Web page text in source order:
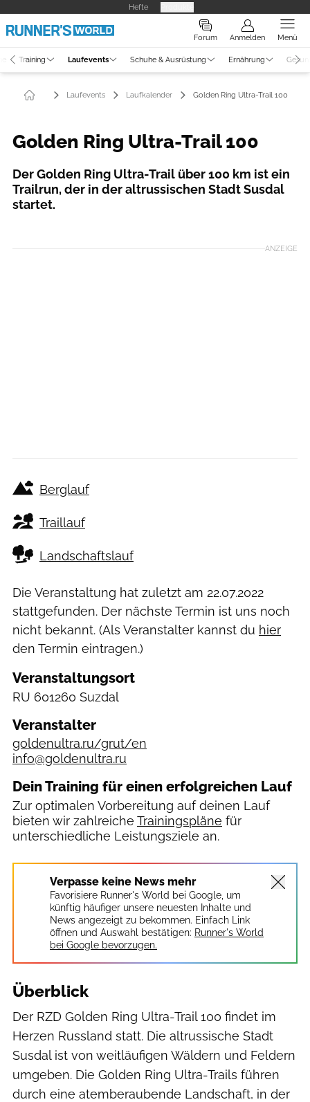
Hefte
Forum Anmelden Menü
Training Laufevents Schuhe & Ausrüstung Ernährung
Laufevents Laufkalender Golden Ring Ultra-Trail 100
Golden Ring Ultra-Trail 100
Der Golden Ring Ultra-Trail über 100 km ist ein
Trailrun, der in der altrussischen Stadt Susdal
startet.
ANZEIGE
Berglauf
Traillauf
Landschaftslauf
Die Veranstaltung hat zuletzt am 22.07.2022
stattgefunden. Der nächste Termin ist uns noch
nicht bekannt. (Als Veranstalter kannst du hier
den Termin eintragen.)
Veranstaltungsort
RU 601260 Suzdal
Veranstalter
goldenultra.ru/grut/en
info@goldenultra.ru
Dein Training für einen erfolgreichen Lauf
Zur optimalen Vorbereitung auf deinen Lauf
bieten wir zahlreiche Trainingspläne für
unterschiedliche Leistungsziele an.
Verpasse keine News mehr
Favorisiere Runner's World bei Google, um
künftig häufiger unsere neuesten Inhalte und
News angezeigt zu bekommen. Einfach Link
öffnen und Auswahl bestätigen: Runner's World
bei Google bevorzugen.
Überblick
Der RZD Golden Ring Ultra-Trail 100 findet im
Herzen Russland statt. Die altrussische Stadt
Susdal ist von weitläufigen Wäldern und Feldern
umgeben. Die Golden Ring Ultra-Trails führen
durch eine atemberaubende Landschaft, in der